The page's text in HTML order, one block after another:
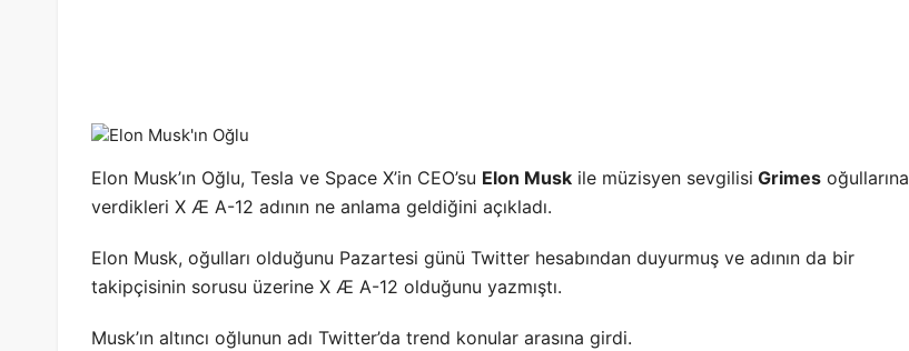
Elon Musk’ın Oğlu, Tesla ve Space X’in CEO’su Elon Musk ile müzisyen sevgilisi Grimes oğullarına
verdikleri X Æ A-12 adının ne anlama geldiğini açıkladı.
Elon Musk, oğulları olduğunu Pazartesi günü Twitter hesabından duyurmuş ve adının da bir
takipçisinin sorusu üzerine X Æ A-12 olduğunu yazmıştı.
Musk’ın altıncı oğlunun adı Twitter’da trend konular arasına girdi.